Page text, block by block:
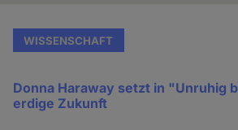
WISSENSCHAFT
Donna Haraway setzt in "Unruhig
erdige Zukunft